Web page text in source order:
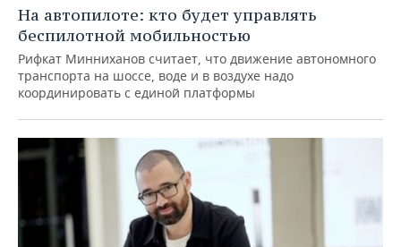
На автопилоте: кто будет управлять
беспилотной мобильностью
Рифкат Минниханов считает, что движение автономного
транспорта на шоссе, воде и в воздухе надо
координировать с единой платформы